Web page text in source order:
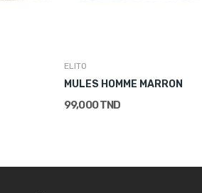
ELITO
MULES HOMME MARRON
99,000 TND